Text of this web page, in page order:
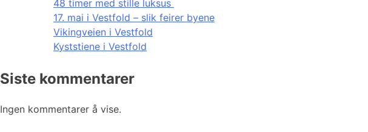
48 timer med stille luksus
17. mai i Vestfold – slik feirer byene
Vikingveien i Vestfold
Kyststiene i Vestfold
Siste kommentarer
Ingen kommentarer å vise.